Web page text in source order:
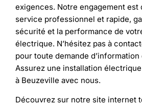
exigences. Notre engagement est
service professionnel et rapide,
sécurité et la performance de
électrique. N’hésitez pas à
pour toute demande
Assurez une installation
à Beuzeville avec nous.
Découvrez sur notre site internet